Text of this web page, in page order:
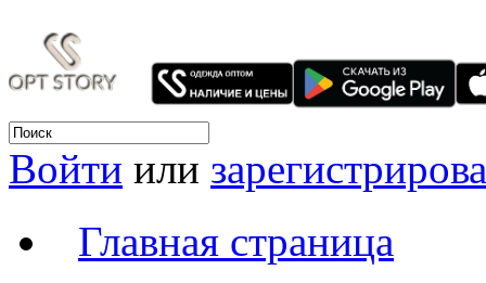
Войти или
Главная страница